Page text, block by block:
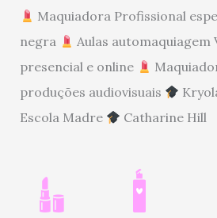
Maquiadora Profissional
negra
Aulas automaquiagem
presencial e online
produções audiovisuais
Escola Madre
Catharine Hill